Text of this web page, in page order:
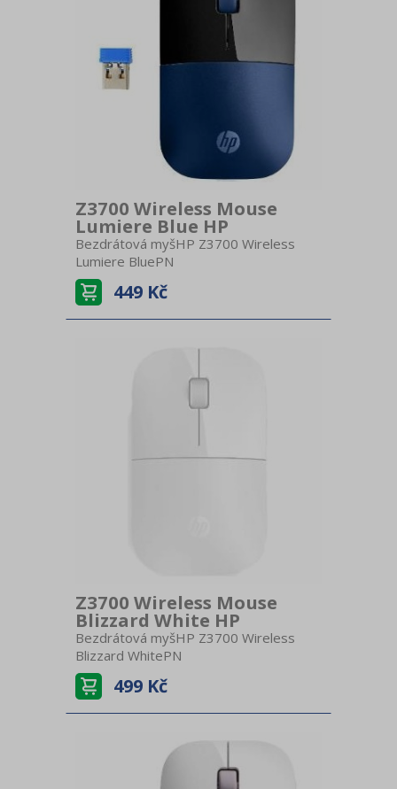
Z3700 Wireless Mouse
Lumiere Blue HP
Bezdrátová myšHP Z3700 Wireless
Lumiere BluePN
7UH88AA#ABBPřipojení
BezdrátováNabíjení AA
baterieBezdrátový USB
1200 DPITechnologie OptickáPočet
modráRozměry (ŠxVxH) 6 x 2,5 x 10
449 Kč
Z3700 Wireless Mouse
Blizzard White HP
Bezdrátová myšHP Z3700 Wireless
Blizzard WhitePN
V0L80AA#ABBPřipojení
BezdrátováNabíjení AA
baterieBezdrátový USB
1200 DPITechnologie OptickáPočet
tlačítek 3Kolečko KlasickéBarva
bíláRozměry (ŠxVxH) 6 x 2,5 x 10
499 Kč